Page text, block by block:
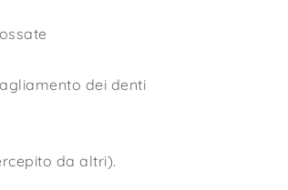
dei denti
da altri).